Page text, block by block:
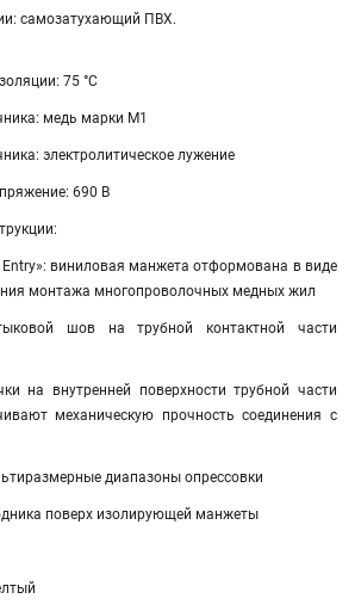
самозатухающий ПВХ.
75 °C
медь марки М1
электролитическое лужение
690 В
Entry»: виниловая манжета отформована в виде
монтажа многопроволочных медных жил
шов на трубной контактной части
на внутренней поверхности трубной части
механическую прочность соединения с
диапазоны опрессовки
поверх изолирующей манжеты